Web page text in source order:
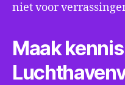
niet voor
Maak